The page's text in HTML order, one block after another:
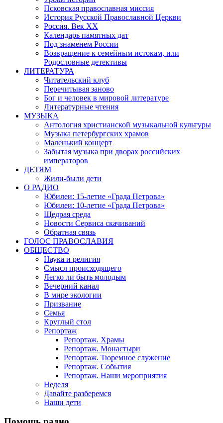
Псковская православная миссия
История Русской Православной Церкви
Россия. Век ХХ
Календарь памятных дат
Под знаменем России
Возвращение к семейным истокам, или
Родословные детективы
ЛИТЕРАТУРА
Читательский клуб
Перечитывая заново
Бог и человек в мировой литературе
Литературные чтения
МУЗЫКА
Антология христианской музыкальной культуры
Музыка петербургских храмов
Маленький концерт
Забытая музыка при дворах российских
императоров
ДЕТЯМ
Жили-были дети
О РАДИО
Юбилеи: 15-летие «Града Петрова»
Юбилеи: 10-летие «Града Петрова»
Щедрая среда
Новости Сервиса скачиваний
Обратная связь
ГОЛОС ПРАВОСЛАВИЯ
ОБЩЕСТВО
Наука и религия
Смысл происходящего
Легко ли быть молодым
Вечерний канал
В мире экологии
Призвание
Семья
Круглый стол
Репортаж
Репортаж. Храмы
Репортаж. Монастыри
Репортаж. Тюремное служение
Репортаж. События
Репортаж. Наши мероприятия
Неделя
Давайте разберемся
Наши дети